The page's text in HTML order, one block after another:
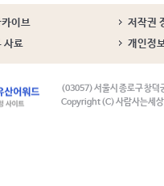
이브
저작권
사료 개인정
(03057) 서울시 종로구 창덕
Copyright (C) 사람사는세